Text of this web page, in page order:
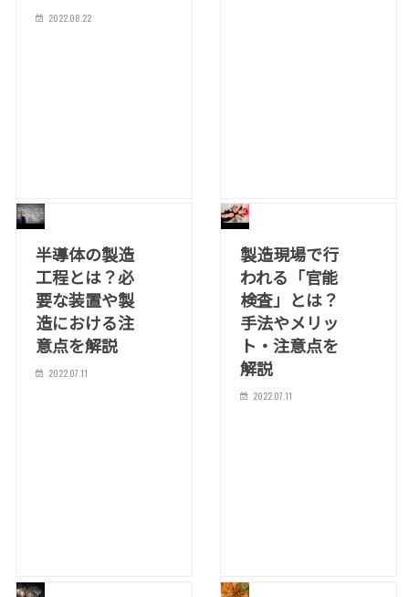
2022.08.22
半導体の製造
工程とは？必
要な装置や製
造における注
意点を解説
2022.07.11
製造現場で行
われる「官能
検査」とは？
手法やメリッ
ト・注意点を
解説
2022.07.11